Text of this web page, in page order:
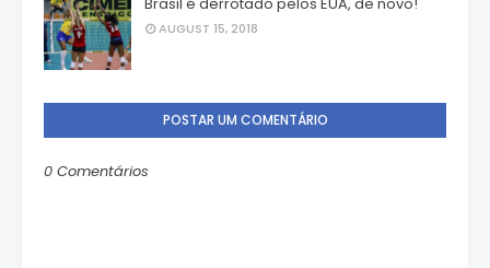
AUGUST 15, 2018
POSTAR UM COMENTÁRIO
0 Comentários